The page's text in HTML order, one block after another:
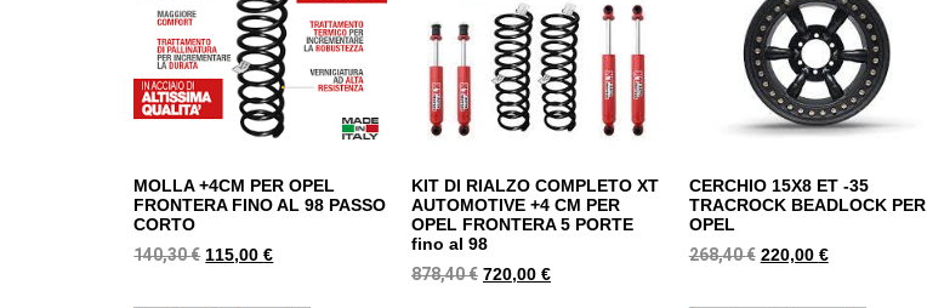
MOLLA +4CM PER OPEL
FRONTERA FINO AL 98 PASSO
CORTO
140,30€ 115,00€
KIT DI RIALZO COMPLETO XT
AUTOMOTIVE +4 CM PER
OPEL FRONTERA 5 PORTE
fino al 98
878,40€ 720,00 €
CERCHIO 15X8 ET -35
TRACROCK BEADLOCK PER
OPEL
268,40€ 220,00 €